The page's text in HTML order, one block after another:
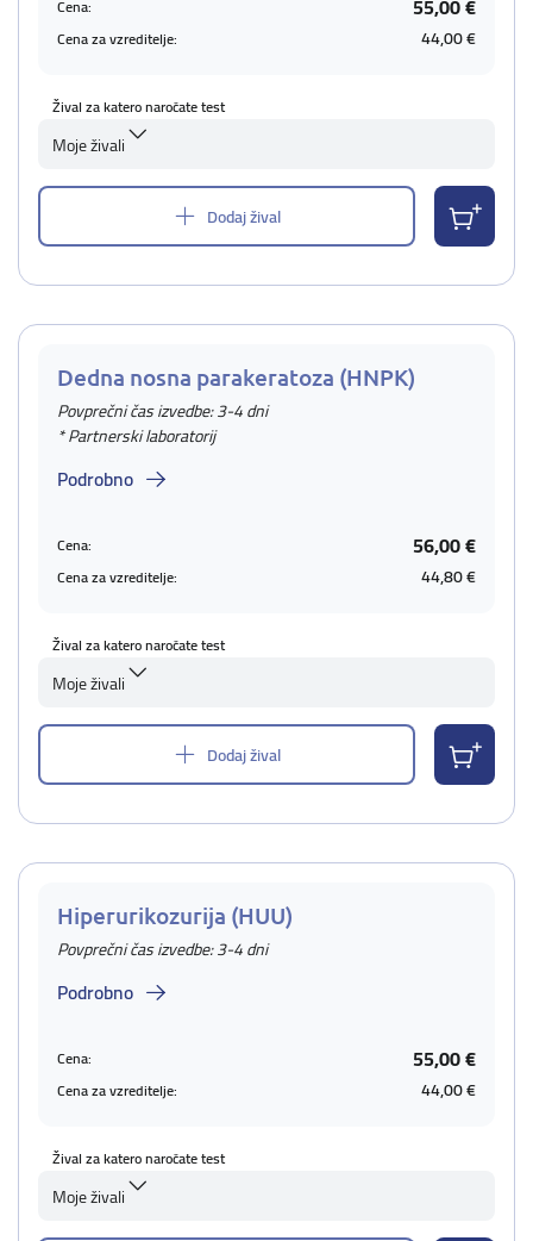
Cena: 55,00 €
Cena za vzreditelje: 44,00 €
Žival za katero naročate test
Moje živali
Dodaj žival
Dedna nosna parakeratoza (HNPK)
Povprečni čas izvedbe: 3-4 dni
* Partnerski laboratorij
Podrobno
Cena: 56,00 €
Cena za vzreditelje: 44,80 €
Žival za katero naročate test
Moje živali
Dodaj žival
Hiperurikozurija (HUU)
Povprečni čas izvedbe: 3-4 dni
Podrobno
Cena: 55,00 €
Cena za vzreditelje: 44,00 €
Žival za katero naročate test
Moje živali